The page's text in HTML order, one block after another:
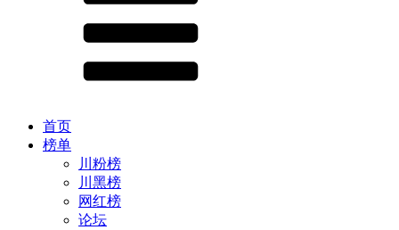
首页
榜单
川粉榜
川黑榜
网红榜
论坛